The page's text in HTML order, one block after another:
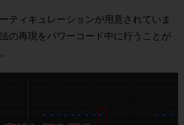
ティキュレーションが用意されていま
の再現をパワーコード中に行うことが